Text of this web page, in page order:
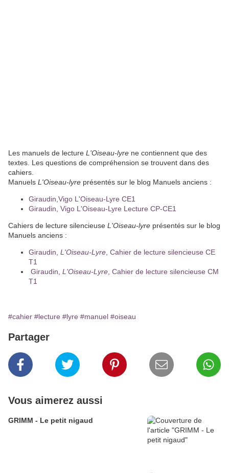
Les manuels de lecture L'Oiseau-lyre ne contiennent que des
textes. Les questions de compréhension se trouvent dans des
cahiers.
Manuels L'Oiseau-lyre présentés sur le blog Manuels anciens :
Giraudin,Vigo L'Oiseau-Lyre CE1
Giraudin, Vigo L'Oiseau-Lyre Lecture CP-CE1
Cahiers de lecture silencieuse L'Oiseau-lyre présentés sur le blog
Manuels anciens :
Giraudin, L'Oiseau-Lyre , Cahier de lecture silencieuse CE
T1
Giraudin, L'Oiseau-Lyre , Cahier de lecture silencieuse CM
T1
#cahier #lecture #lyre #manuel #oiseau
Partager
Vous aimerez aussi
GRIMM - Le petit nigaud